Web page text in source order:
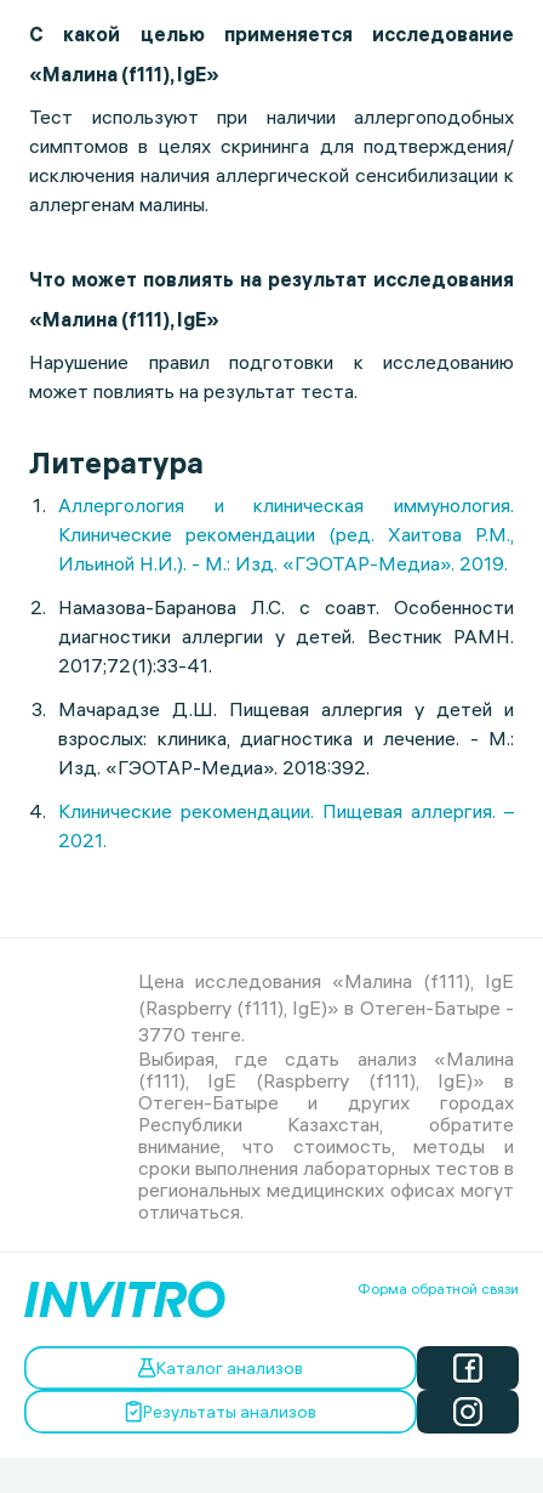
С какой целью применяется исследование
«Малина (f111), IgE»
Тест используют при наличии аллергоподобных
симптомов в целях скрининга для подтверждения/
исключения наличия аллергической сенсибилизации к
аллергенам малины.
Что может повлиять на результат исследования
«Малина (f111), IgE»
Нарушение правил подготовки к исследованию
может повлиять на результат теста.
Литература
Аллергология и клиническая иммунология.
Клинические рекомендации (ред. Хаитова Р.М.,
Ильиной Н.И.). - М.: Изд. «ГЭОТАР-Медиа». 2019.
Намазова-Баранова Л.С. с соавт. Особенности
диагностики аллергии у детей. Вестник РАМН.
2017;72(1):33-41.
Мачарадзе Д.Ш. Пищевая аллергия у детей и
взрослых: клиника, диагностика и лечение. - М.:
Изд. «ГЭОТАР-Медиа». 2018:392.
Клинические рекомендации. Пищевая аллергия. –
2021.
Цена исследования «Малина (f111), IgE
(Raspberry (f111), IgE)» в Отеген-Батыре -
3770 тенге.
Выбирая, где сдать анализ «Малина
(f111), IgE (Raspberry (f111), IgE)» в
Отеген-Батыре и других городах
Республики Казахстан, обратите
внимание, что стоимость, методы и
сроки выполнения лабораторных тестов в
региональных медицинских офисах могут
отличаться.
Форма обратной связи
Каталог анализов
Результаты анализов